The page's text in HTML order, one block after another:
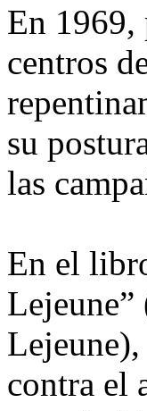
En 1969,
centros
su
las
En el
contra el